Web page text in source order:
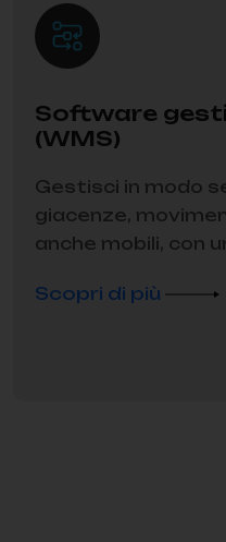
Software
(WMS)
Gestisci in modo
giacenze,
anche mobili, con
Scopri di più